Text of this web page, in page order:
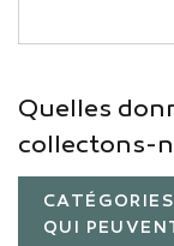
Quelles
collectons-
QUI